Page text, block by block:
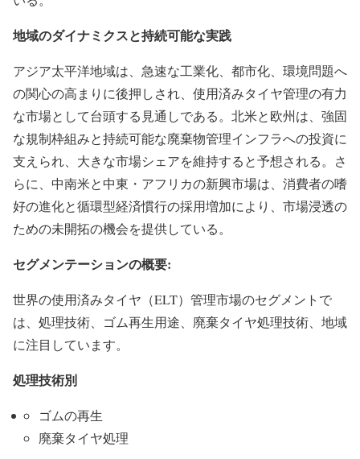
地域のダイナミクスと持続可能な実践
アジア太平洋地域は、急速な工業化、都市化、環境問題へ
の関心の高まりに後押しされ、使用済みタイヤ管理の有力
な市場として台頭する見通しである。北米と欧州は、強固
な規制枠組みと持続可能な廃棄物管理インフラへの投資に
支えられ、大きな市場シェアを維持すると予想される。さ
らに、中南米と中東・アフリカの新興市場は、消費者の嗜
好の進化と循環型経済慣行の採用増加により、市場浸透の
ための未開拓の機会を提供している。
セグメンテーションの概要:
世界の使用済みタイヤ（ELT）管理市場のセグメントで
は、処理技術、ゴム再生用途、廃棄タイヤ処理技術、地域
に注目しています。
処理技術別
ゴムの再生
廃棄タイヤ処理